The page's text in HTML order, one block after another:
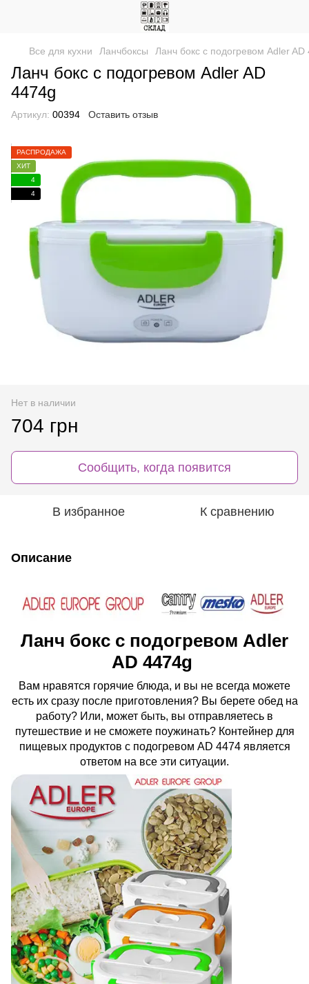
Все для кухни Ланчбоксы Ланч бокс с подогревом Adler AD
Ланч бокс с подогревом Adler AD
4474g
Артикул: 00394 Оставить отзыв
РАСПРОДАЖА
ХИТ
4
4
Нет в наличии
704 грн
Сообщить, когда появится
В избранное К сравнению
Описание
Ланч бокс с подогревом Adler
AD 4474g
Вам нравятся горячие блюда, и вы не всегда можете
есть их сразу после приготовления? Вы берете обед на
работу? Или, может быть, вы отправляетесь в
путешествие и не сможете поужинать? Контейнер для
пищевых продуктов с подогревом AD 4474 является
ответом на все эти ситуации.